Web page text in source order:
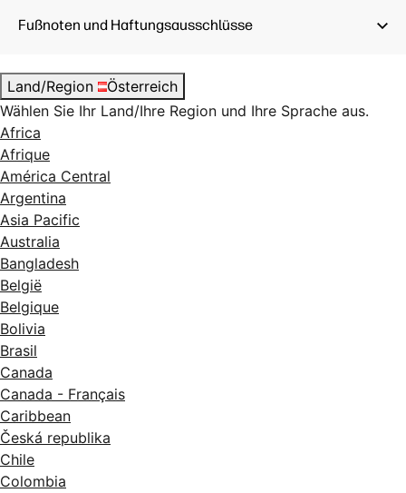
Funktion für mobiles Drucken: Apple
AirPrint;™ Mopria-zertifiziert™
Fußnoten und Haftungsausschlüsse
Land/Region
Österreich
Wählen Sie Ihr Land/Ihre Region und Ihre Sprache aus.
Africa
Afrique
América Central
Argentina
Asia Pacific
Australia
Bangladesh
België
Belgique
Bolivia
Brasil
Canada
Canada - Français
Caribbean
Česká republika
Chile
Colombia